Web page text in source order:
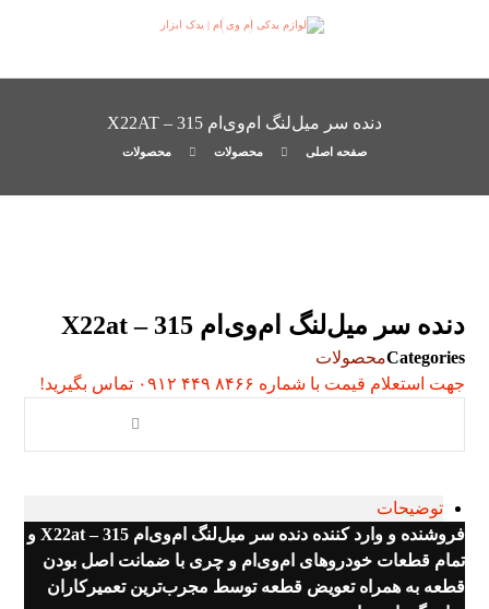
دنده سر میل‌لنگ ام‌وی‌ام 315 – X22AT
صفحه اصلی محصولات محصولات
دنده سر میل‌لنگ ام‌وی‌ام 315 – X22at
Categoriesمحصولات
جهت استعلام قیمت با شماره ۸۴۶۶ ۴۴۹ ۰۹۱۲ تماس بگیرید!
توضیحات
فروشنده و وارد کننده دنده سر میل‌لنگ ام‌وی‌ام 315 – X22at و
تمام قطعات خودروهای ام‌وی‌ام و چری با ضمانت اصل بودن
قطعه به همراه تعویض قطعه توسط مجرب‌ترین تعمیرکاران